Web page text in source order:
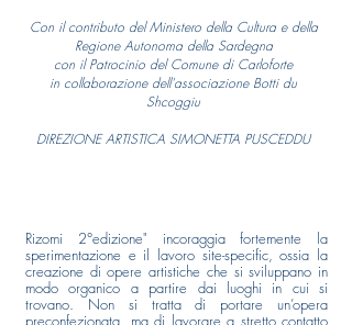
Con il contributo del Ministero della Cultura e della
Regione Autonoma della Sardegna
con il Patrocinio del Comune di Carloforte
in collaborazione dell'associazione Botti du
Shcoggiu
DIREZIONE ARTISTICA SIMONETTA PUSCEDDU
Rizomi 2°edizione" incoraggia fortemente la
sperimentazione e il lavoro site-specific, ossia la
creazione di opere artistiche che si sviluppano in
modo organico a partire dai luoghi in cui si
trovano. Non si tratta di portare un’opera
preconfezionata, ma di lavorare a stretto contatto